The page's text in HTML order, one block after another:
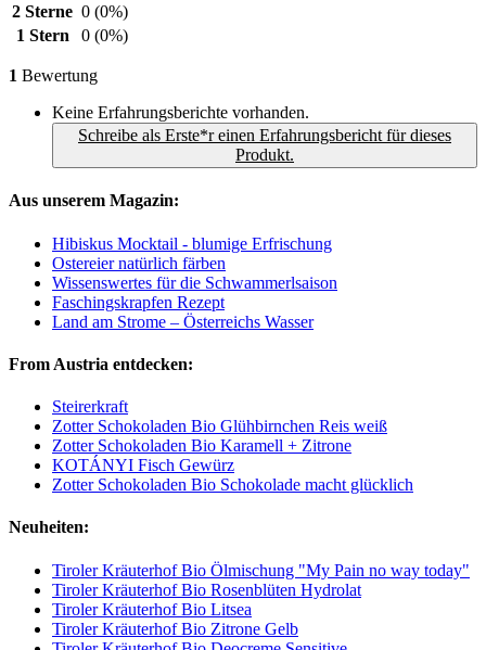
2 Sterne 0 (0%)
1 Stern
0 (0%)
1 Bewertung
Keine Erfahrungsberichte vorhanden.
Schreibe als Erste*r einen Erfahrungsbericht für dieses
Produkt.
Aus unserem Magazin:
Hibiskus Mocktail - blumige Erfrischung
Ostereier natürlich färben
Wissenswertes für die Schwammerlsaison
Faschingskrapfen Rezept
Land am Strome – Österreichs Wasser
From Austria entdecken:
Steirerkraft
Zotter Schokoladen Bio Glühbirnchen Reis weiß
Zotter Schokoladen Bio Karamell + Zitrone
KOTÁNYI Fisch Gewürz
Zotter Schokoladen Bio Schokolade macht glücklich
Neuheiten:
Tiroler Kräuterhof Bio Ölmischung "My Pain no way today"
Tiroler Kräuterhof Bio Rosenblüten Hydrolat
Tiroler Kräuterhof Bio Litsea
Tiroler Kräuterhof Bio Zitrone Gelb